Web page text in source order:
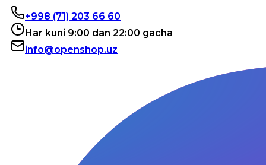
+998 (71) 203 66 60
Har kuni 9:00 dan 22:00 gacha
info@openshop.uz